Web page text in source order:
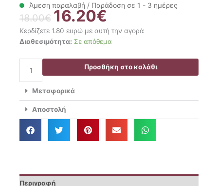
Άμεση παραλαβή / Παράδοση σε 1 - 3 ημέρες
18.00€ Original
price
was:
18.00€.
16.20€
τρέχουσα
τιμή
είναι:
16.20€.
Κερδίζετε 1.80 ευρώ με αυτή την αγορά
Διαθεσιμότητα: Σε απόθεμα
Gofis
Διακοσμητική
30x45
190
ποσότητα
Προσθήκη στο καλάθι
Μεταφορικά
Αποστολή
Περιγραφή